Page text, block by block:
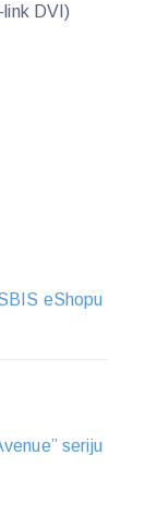
link DVI)
eShopu
seriju